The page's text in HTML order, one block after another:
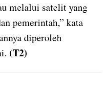
melalui satelit yang
pemerintah,” kata
diperoleh
(T2)